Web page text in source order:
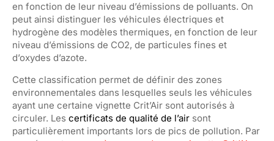
en fonction de leur niveau d’émissions de polluants. On
peut ainsi distinguer les véhicules électriques et
hydrogène des modèles thermiques, en fonction de leur
niveau d’émissions de CO2, de particules fines et
d’oxydes d’azote.
Cette classification permet de définir des zones
environnementales dans lesquelles seuls les véhicules
ayant une certaine vignette Crit’Air sont autorisés à
circuler. Les certificats de qualité de l’air sont
particulièrement importants lors de pics de pollution. Par